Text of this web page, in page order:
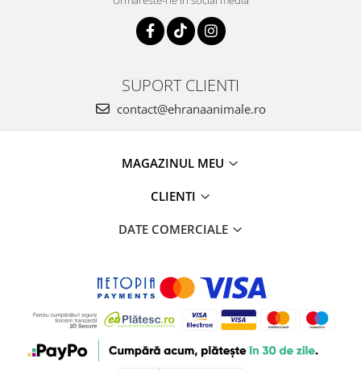
SUPORT CLIENTI
contact@ehranaanimale.ro
MAGAZINUL MEU
CLIENTI
DATE COMERCIALE